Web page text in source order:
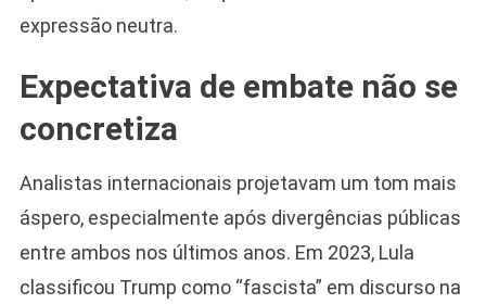
expressão neutra.
Expectativa de embate não se
concretiza
Analistas internacionais projetavam um tom mais
áspero, especialmente após divergências públicas
entre ambos nos últimos anos. Em 2023, Lula
classificou Trump como “fascista” em discurso na
Camiseta Camisa
R$60,00R$99,00 -39%
Ver no MERCADO
LIVRE